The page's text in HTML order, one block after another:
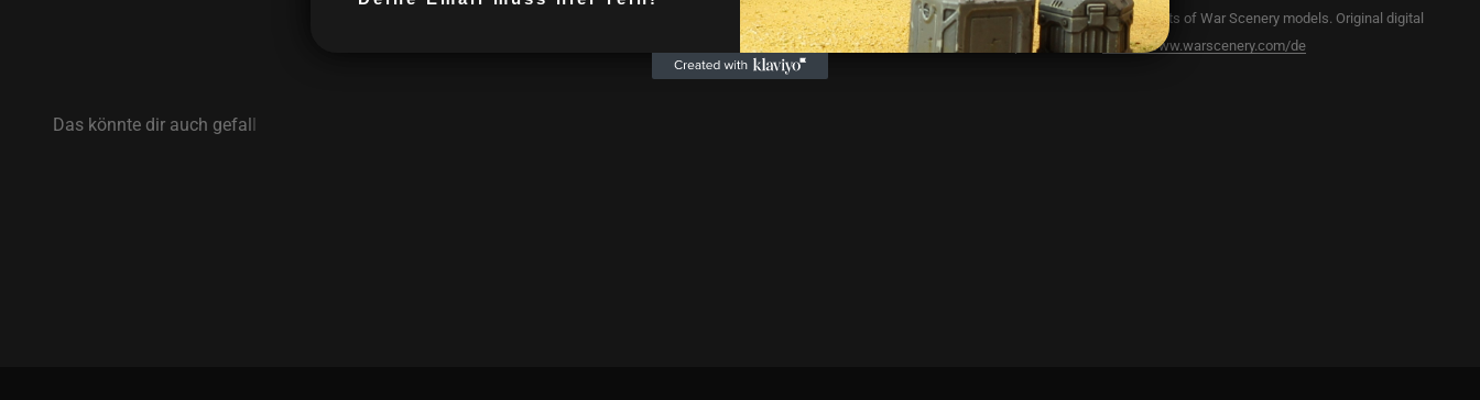
This company is officially licensed to sell physical prints of War Scenery models. Original digital
.stl files of this model can be purchased at:
https://www.warscenery.com/de